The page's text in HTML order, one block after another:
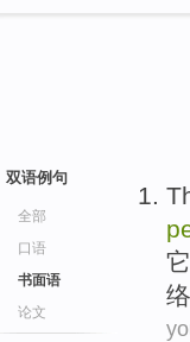
双语例句
全部
口语
书面语
论文
它